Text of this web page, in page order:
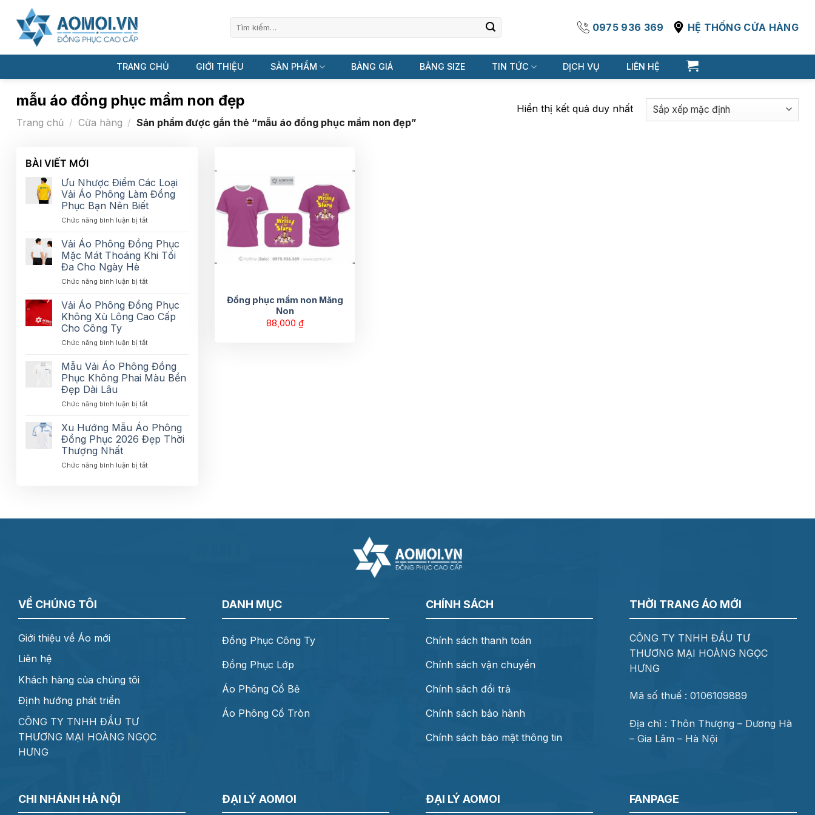
dung
Tìm
0975 936 369 HỆ THỐNG CỬA HÀNG
TRANG CHỦ GIỚI THIỆU SẢN PHẨM BẢNG GIÁ BẢNG SIZE TIN TỨC DỊCH VỤ LIÊN HỆ
mẫu áo đồng phục mầm non đẹp
Trang chủ / Cửa hàng / Sản phẩm được gắn thẻ “mẫu áo đồng phục mầm non đẹp”
Hiển thị kết quả duy nhất
BÀI VIẾT MỚI
Ưu Nhược Điểm Các Loại
Vải Áo Phông Làm Đồng
Phục Bạn Nên Biết
Chức năng bình luận bị tắtở
Nhược
Điểm
Các
Vải
Phông
Làm
Đồng
Bạn
Biết
Vải Áo Phông Đồng Phục
Mặc Mát Thoáng Khi Tối
Đa Cho Ngày Hè
Chức năng bình luận bị tắtở
Áo
Phông
Đồng
Mặc
Thoáng
Khi
Tối
Cho
Hè
Vải Áo Phông Đồng Phục
Không Xù Lông Cao Cấp
Cho Công Ty
Chức năng bình luận bị tắtở
Áo
Phông
Đồng
Không
Lông
Cao
Cấp
Công
Mẫu Vải Áo Phông Đồng
Phục Không Phai Màu Bền
Đẹp Dài Lâu
Chức năng bình luận bị tắtở
Vải
Phông
Phục
Đẹp
Xu Hướng Mẫu Áo Phông
Đồng Phục 2026 Đẹp Thời
Thượng Nhất
Chức năng bình luận bị tắtở
Đồng phục mầm non Măng
Non
88,000 ₫
VỀ CHÚNG TÔI
Giới thiệu về Áo mới
Liên hệ
Khách hàng của chúng tôi
Định hướng phát triển
CÔNG TY TNHH ĐẦU TƯ
THƯƠNG MẠI HOÀNG NGỌC
HƯNG
DANH MỤC
Đồng Phục Công Ty
Đồng Phục Lớp
Áo Phông Cổ Bẻ
Áo Phông Cổ Tròn
CHÍNH SÁCH
Chính sách thanh toán
Chính sách vận chuyển
Chính sách đổi trả
Chính sách bảo hành
Chính sách bảo mật thông tin
THỜI TRANG ÁO MỚI
CÔNG TY TNHH ĐẦU TƯ
THƯƠNG MẠI HOÀNG NGỌC
HƯNG
Mã số thuế : 0106109889
Địa chỉ : Thôn Thượng – Dương Hà
– Gia Lâm – Hà Nội
CHI NHÁNH HÀ NỘI ĐẠI LÝ AOMOI ĐẠI LÝ AOMOI FANPAGE